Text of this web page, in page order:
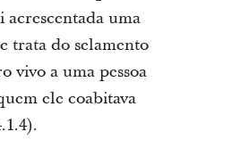
uma
trata do selamento
vivo a uma pessoa
ele coabitava